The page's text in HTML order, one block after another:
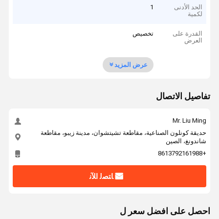
الحد الأدنى
لكمية
1
القدرة على
العرض
تخصيص
عرض المزيد
تفاصيل الاتصال
Mr. Liu Ming
حديقة كونلون الصناعية، مقاطعة تشيتشوان، مدينة زيبو، مقاطعة
شاندونغ، الصين
+8613792161988
ﺎﺘﺼﻟ ﺍﻶﻧ
احصل على افضل سعر ل